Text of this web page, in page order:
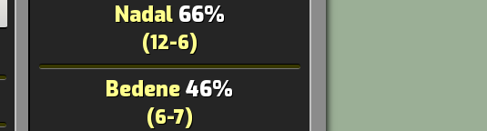
Nadal 66%
(12-6)
Bedene46%
(6-7)